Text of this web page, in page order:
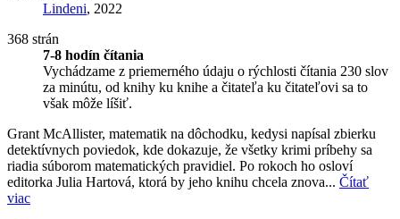
Lindeni, 2022
368 strán
7-8 hodín čítania
Vychádzame z priemerného údaju o rýchlosti čítania 230 slov
za minútu, od knihy ku knihe a čitateľa ku čitateľovi sa to
však môže líšiť.
Grant McAllister, matematik na dôchodku, kedysi napísal zbierku
detektívnych poviedok, kde dokazuje, že všetky krimi príbehy sa
riadia súborom matematických pravidiel. Po rokoch ho osloví
editorka Julia Hartová, ktorá by jeho knihu chcela znova... Čítať
viac